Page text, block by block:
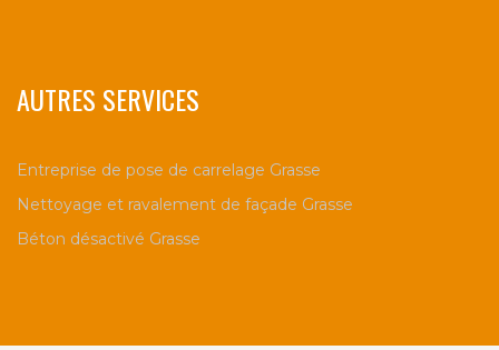
AUTRES SERVICES
Entreprise de pose de carrelage Grasse
Nettoyage et ravalement de façade Grasse
Béton désactivé Grasse